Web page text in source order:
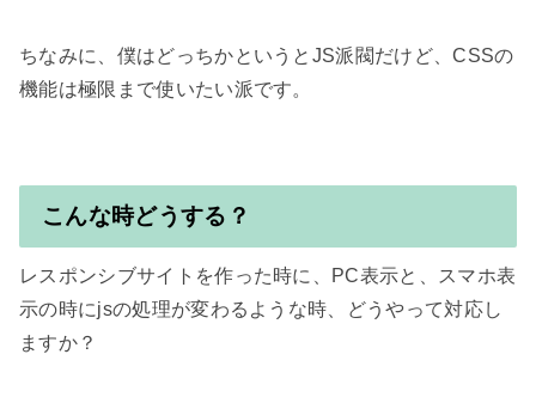
ちなみに、僕はどっちかというとJS派閥だけど、CSSの
機能は極限まで使いたい派です。
こんな時どうする？
レスポンシブサイトを作った時に、PC表示と、スマホ表
示の時にjsの処理が変わるような時、どうやって対応し
ますか？